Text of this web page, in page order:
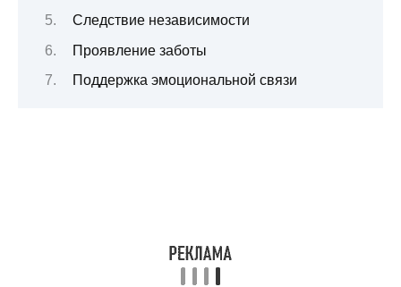
Следствие независимости
Проявление заботы
Поддержка эмоциональной связи